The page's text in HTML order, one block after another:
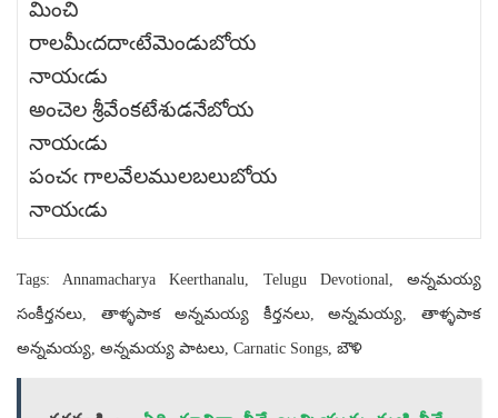
మించి
రాలమీఁదదాఁటేమెండుబోయ
నాయఁడు
అంచెల శ్రీవేంకటేశుడనేబోయ
నాయఁడు
పంచఁ గాలవేలములబలుబోయ
నాయఁడు
Tags: Annamacharya Keerthanalu, Telugu Devotional, అన్నమయ్య
సంకీర్తనలు, తాళ్ళపాక అన్నమయ్య కీర్తనలు, అన్నమయ్య, తాళ్ళపాక
అన్నమయ్య, అన్నమయ్య పాటలు, Carnatic Songs, బౌళి